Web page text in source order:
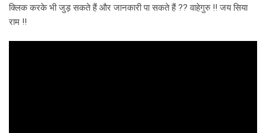
क्लिक करके भी जुड़ सकते हैं और जानकारी पा सकते हैं ?? वाहेगुरु !! जय सिया
राम !!